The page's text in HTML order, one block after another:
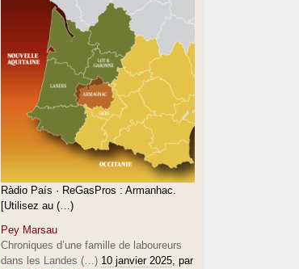
Ràdio País · ReGasPros : Armanhac.
[Utilisez au (…)
Pey Marsau
Chroniques d’une famille de laboureurs
dans les Landes (…) 10 janvier 2025, par